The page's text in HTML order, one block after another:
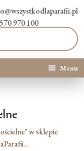
970 100
Menu
w sklepie